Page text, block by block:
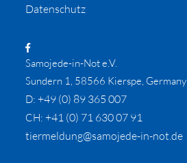
Datenschutz
Samojede-in-Not e.V.
Sundern 1, 58566 Kierspe, Germany
D:+49 (0) 89 365 007
CH:+41 (0) 71 630 07 91
tiermeldung@samojede-in-not.de